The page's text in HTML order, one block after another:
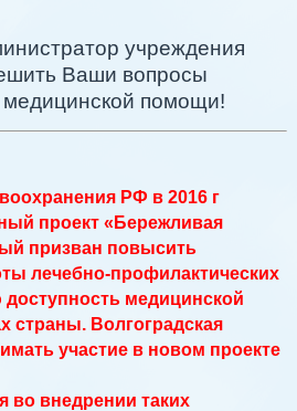
учреждения
Ваши вопросы
медицинской помощи!
РФ в 2016 г
проект «Бережливая
призван повысить
лечебно-профилактических
медицинской
страны. Волгоградская
участие в новом проекте
во внедрении таких